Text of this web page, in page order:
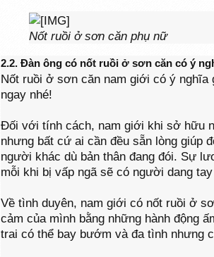
Nốt ruồi ở sơn căn phụ nữ
2.2. Đàn ông có nốt ruồi ở sơn căn có ý
Nốt ruồi ở sơn căn nam giới có ý
ngay nhé!
Đối với tính cách, nam giới khi sở hữu
nhưng bất cứ ai cần đều sẵn lòng giúp
người khác dù bản thân đang đói. Sự
mỗi khi bị vấp ngã sẽ có người dang
Về tình duyên, nam giới có nốt ruồi ở
cảm của mình bằng những hành động
trai có thể bay bướm và đa tình nhưng